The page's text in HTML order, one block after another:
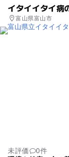
ッフの方も点在し
のも◎ 大型ネット
屋根付き屋外施設
スペースが充実し
が必要 自販機は
く、石川県に行っ
イタイイタイ病
富山県富山市
未評価
0件